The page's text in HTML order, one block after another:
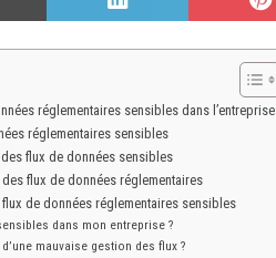
réglementaires sensibles dans l’entreprise
réglementaires sensibles
flux de données sensibles
flux de données réglementaires
de données réglementaires sensibles
dans mon entreprise ?
mauvaise gestion des flux ?